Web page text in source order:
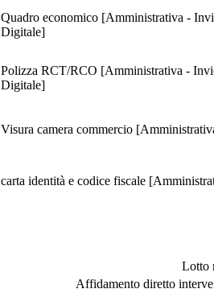
Quadro economico [Amministrativa -
Digitale]
Polizza RCT/RCO [Amministrativa -
Digitale]
Visura camera commercio
carta identità e codice fiscale
Lotto
Affidamento diretto